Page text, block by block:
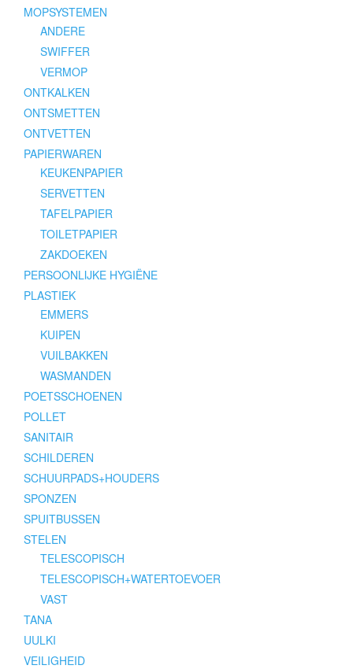
MOPSYSTEMEN
ANDERE
SWIFFER
VERMOP
ONTKALKEN
ONTSMETTEN
ONTVETTEN
PAPIERWAREN
KEUKENPAPIER
SERVETTEN
TAFELPAPIER
TOILETPAPIER
ZAKDOEKEN
PERSOONLIJKE HYGIËNE
PLASTIEK
EMMERS
KUIPEN
VUILBAKKEN
WASMANDEN
POETSSCHOENEN
POLLET
SANITAIR
SCHILDEREN
SCHUURPADS+HOUDERS
SPONZEN
SPUITBUSSEN
STELEN
TELESCOPISCH
TELESCOPISCH+WATERTOEVOER
VAST
TANA
UULKI
VEILIGHEID